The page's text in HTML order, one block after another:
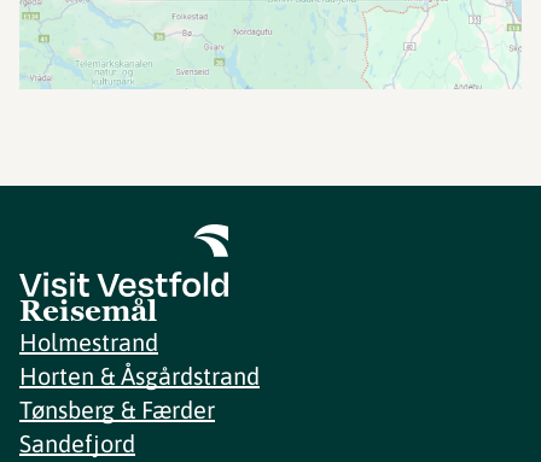
Reisemål
Holmestrand
Horten & Åsgårdstrand
Tønsberg & Færder
Sandefjord